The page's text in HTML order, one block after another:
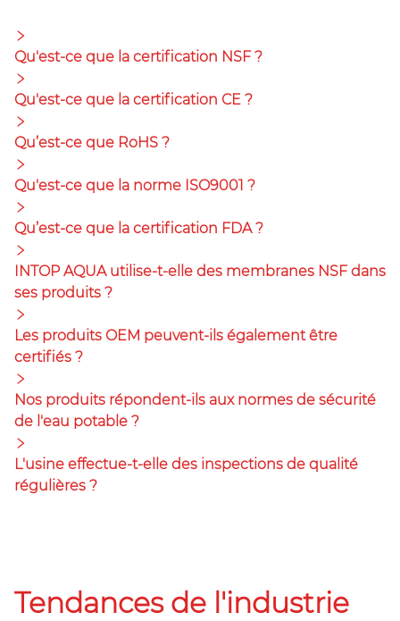
Qu'est-ce que la certification NSF ?
Qu'est-ce que la certification CE ?
Qu’est-ce que RoHS ?
Qu'est-ce que la norme ISO9001 ?
Qu’est-ce que la certification FDA ?
INTOP AQUA utilise-t-elle des membranes NSF dans
ses produits ?
Les produits OEM peuvent-ils également être
certifiés ?
Nos produits répondent-ils aux normes de sécurité
de l'eau potable ?
L'usine effectue-t-elle des inspections de qualité
régulières ?
Tendances de l'industrie